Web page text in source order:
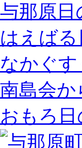
与那原日
はえばる
なかぐす
南島会か
おもろ日